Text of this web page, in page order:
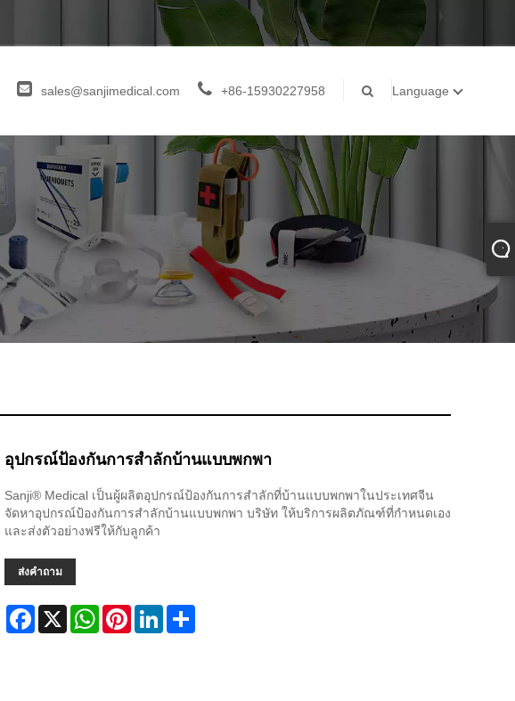
sales@sanjimedical.com +86-15930227958 Language
อุปกรณ์ป้องกันการสำลักบ้านแบบพกพา
Sanji® Medical เป็นผู้ผลิตอุปกรณ์ป้องกันการสำลักที่บ้านแบบพกพาในประเทศจีน
จัดหาอุปกรณ์ป้องกันการสำลักบ้านแบบพกพา บริษัท ให้บริการผลิตภัณฑ์ที่กำหนดเอง
และส่งตัวอย่างฟรีให้กับลูกค้า
ส่งคำถาม
Facebook
X WhatsAppPinterestLinkedInShare